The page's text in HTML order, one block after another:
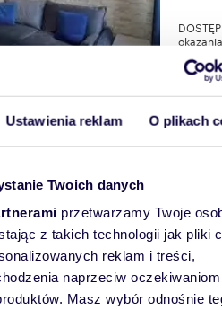
Ustawienia reklam O plikach
Twoich danych
przetwarzamy Twoje
z takich technologii jak pliki
reklam i treści,
naprzeciw oczekiwaniom
Masz wybór odnośnie
28,5
2